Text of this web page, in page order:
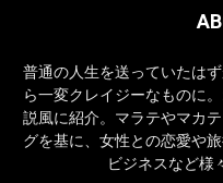
普通の人生を送っていたは
ら一変クレイジーなものに
説風に紹介。マラテやマカ
グを基に、女性との恋愛や
ビジネスなど様